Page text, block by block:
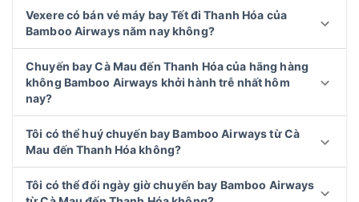
Vexere có bán vé máy bay Tết đi Thanh Hóa của
Bamboo Airways năm nay không?
Chuyến bay Cà Mau đến Thanh Hóa của hãng hàng
không Bamboo Airways khởi hành trễ nhất hôm
nay?
Tôi có thể huý chuyến bay Bamboo Airways từ Cà
Mau đến Thanh Hóa không?
Tôi có thể đổi ngày giờ chuyến bay Bamboo Airways